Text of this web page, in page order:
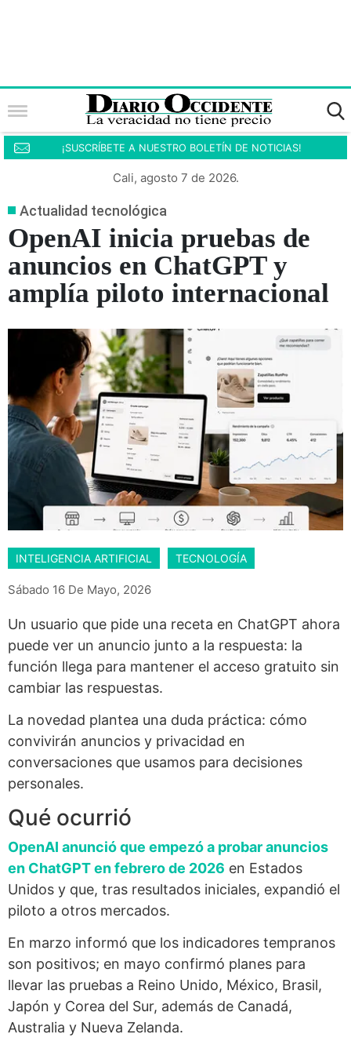
¡SUSCRÍBETE A NUESTRO BOLETÍN DE NOTICIAS!
Cali, agosto 7 de 2026.
Actualidad tecnológica
OpenAI inicia pruebas de
anuncios en ChatGPT y
amplía piloto internacional
INTELIGENCIA ARTIFICIAL TECNOLOGÍA
Sábado 16 De Mayo, 2026
Un usuario que pide una receta en ChatGPT ahora
puede ver un anuncio junto a la respuesta: la
función llega para mantener el acceso gratuito sin
cambiar las respuestas.
La novedad plantea una duda práctica: cómo
convivirán anuncios y privacidad en
conversaciones que usamos para decisiones
personales.
Qué ocurrió
OpenAI anunció que empezó a probar anuncios
en ChatGPT en febrero de 2026 en Estados
Unidos y que, tras resultados iniciales, expandió el
piloto a otros mercados.
En marzo informó que los indicadores tempranos
son positivos; en mayo confirmó planes para
llevar las pruebas a Reino Unido, México, Brasil,
Japón y Corea del Sur, además de Canadá,
Australia y Nueva Zelanda.